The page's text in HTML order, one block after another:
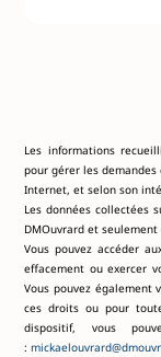
Les informations
pour gérer les
Internet, et selon son
Les données collectées
DMOuvrard et seulement
Vous pouvez accéder
effacement ou exercer
Vous pouvez également
ces droits ou pour
dispositif, vous
: